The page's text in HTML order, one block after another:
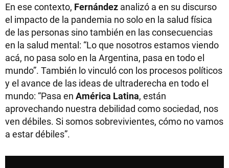
En ese contexto, Fernández analizó a en su discurso
el impacto de la pandemia no solo en la salud física
de las personas sino también en las consecuencias
en la salud mental: “Lo que nosotros estamos viendo
acá, no pasa solo en la Argentina, pasa en todo el
mundo”. También lo vinculó con los procesos políticos
y el avance de las ideas de ultraderecha en todo el
mundo: “Pasa en América Latina, están
aprovechando nuestra debilidad como sociedad, nos
ven débiles. Si somos sobrevivientes, cómo no vamos
a estar débiles”.